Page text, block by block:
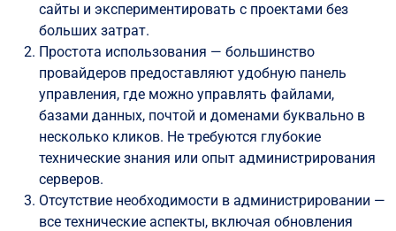
сайты и экспериментировать с проектами без
больших затрат.
Простота использования — большинство
провайдеров предоставляют удобную панель
управления, где можно управлять файлами,
базами данных, почтой и доменами буквально в
несколько кликов. Не требуются глубокие
технические знания или опыт администрирования
серверов.
Отсутствие необходимости в администрировании —
все технические аспекты, включая обновления